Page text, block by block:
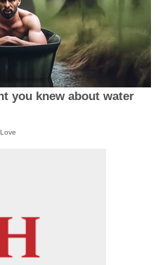
you knew about water